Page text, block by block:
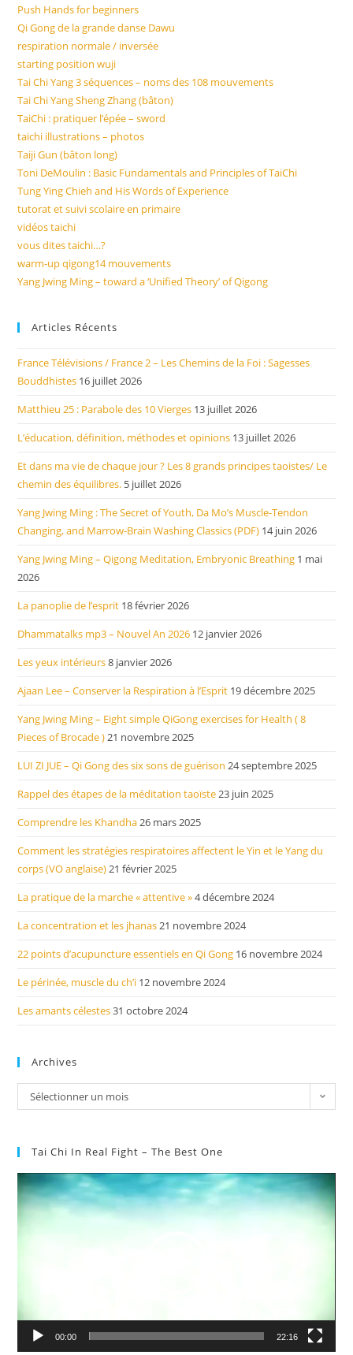
Push Hands for beginners
Qi Gong de la grande danse Dawu
respiration normale / inversée
starting position wuji
Tai Chi Yang 3 séquences – noms des 108 mouvements
Tai Chi Yang Sheng Zhang (bâton)
TaiChi : pratiquer l’épée – sword
taichi illustrations – photos
Taiji Gun (bâton long)
Toni DeMoulin : Basic Fundamentals and Principles of TaiChi
Tung Ying Chieh and His Words of Experience
tutorat et suivi scolaire en primaire
vidéos taichi
vous dites taichi…?
warm-up qigong14 mouvements
Yang Jwing Ming – toward a ‘Unified Theory’ of Qigong
Articles Récents
France Télévisions / France 2 – Les Chemins de la Foi : Sagesses
Bouddhistes 16 juillet 2026
Matthieu 25 : Parabole des 10 Vierges 13 juillet 2026
L’éducation, définition, méthodes et opinions 13 juillet 2026
Et dans ma vie de chaque jour ? Les 8 grands principes taoistes/ Le
chemin des équilibres. 5 juillet 2026
Yang Jwing Ming : The Secret of Youth, Da Mo’s Muscle-Tendon
Changing, and Marrow-Brain Washing Classics (PDF) 14 juin 2026
Yang Jwing Ming – Qigong Meditation, Embryonic Breathing 1 mai
2026
La panoplie de l’esprit 18 février 2026
Dhammatalks mp3 – Nouvel An 2026 12 janvier 2026
Les yeux intérieurs8 janvier 2026
Ajaan Lee – Conserver la Respiration à l’Esprit 19 décembre 2025
Yang Jwing Ming – Eight simple QiGong exercises for Health ( 8
Pieces of Brocade )21 novembre 2025
LUI ZI JUE – Qi Gong des six sons de guérison 24 septembre 2025
Rappel des étapes de la méditation taoïste23 juin 2025
Comprendre les Khandha26 mars 2025
Comment les stratégies respiratoires affectent le Yin et le Yang du
corps (VO anglaise)21 février 2025
La pratique de la marche « attentive »4 décembre 2024
La concentration et les jhanas21 novembre 2024
22 points d’acupuncture essentiels en Qi Gong 16 novembre 2024
Le périnée, muscle du ch’i 12 novembre 2024
Les amants célestes31 octobre 2024
Archives
Sélectionner un mois
Tai Chi In Real Fight – The Best One
Lecteur
vidéo
00:00 22:16